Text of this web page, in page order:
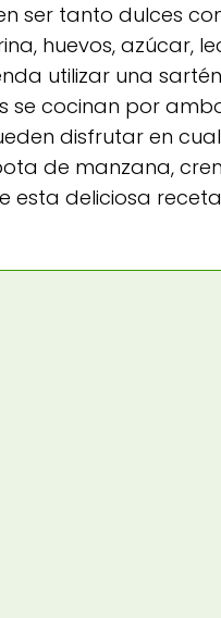
ser tanto dulces
huevos, azúcar,
utilizar una
se cocinan por
disfrutar en
de manzana,
esta deliciosa